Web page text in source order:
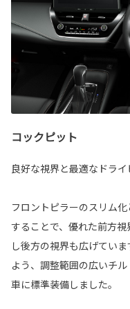
コックピット
良好な視界と最適なドライ
フロントピラーのスリム
することで、優れた前方
し後方の視界も広げてい
よう、調整範囲の広いチ
車に標準装備しました。